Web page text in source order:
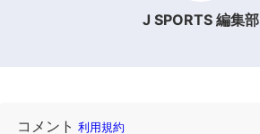
J SPORTS 編集部